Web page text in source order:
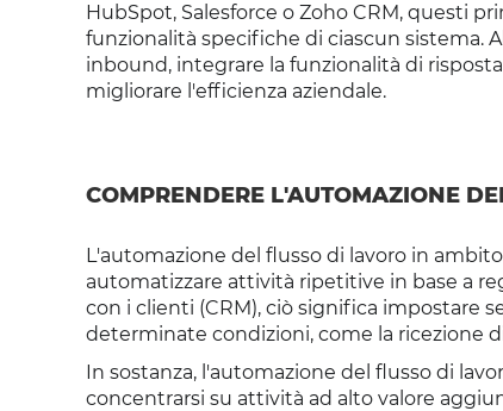
HubSpot, Salesforce o Zoho CRM, questi
funzionalità specifiche di ciascun sistema.
inbound, integrare la funzionalità di
migliorare l'efficienza aziendale.
COMPRENDERE L'AUTOMAZIONE
L'automazione del flusso di lavoro in
automatizzare attività ripetitive in base a
con i clienti (CRM), ciò significa impostare
determinate condizioni, come la ricezione
In sostanza, l'automazione del flusso di
concentrarsi su attività ad alto valore